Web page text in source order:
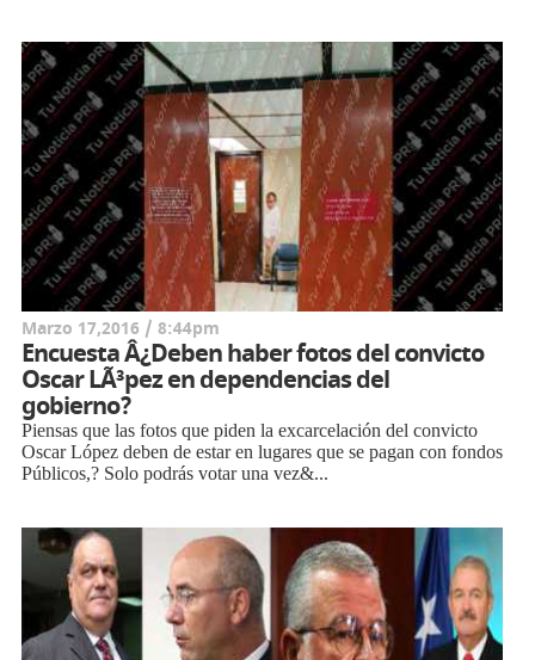
Marzo 17,2016 / 8:44pm
Encuesta Â¿Deben haber fotos del convicto
Oscar LÃ³pez en dependencias del
gobierno?
Piensas que las fotos que piden la excarcelación del convicto
Oscar López deben de estar en lugares que se pagan con fondos
Públicos,? Solo podrás votar una vez&...